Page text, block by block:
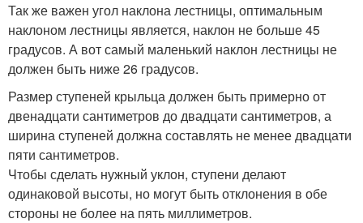
Так же важен угол наклона лестницы, оптимальным
наклоном лестницы является, наклон не больше 45
градусов. А вот самый маленький наклон лестницы не
должен быть ниже 26 градусов.
Размер ступеней крыльца должен быть примерно от
двенадцати сантиметров до двадцати сантиметров, а
ширина ступеней должна составлять не менее двадцати
пяти сантиметров.
Чтобы сделать нужный уклон, ступени делают
одинаковой высоты, но могут быть отклонения в обе
стороны не более на пять миллиметров.